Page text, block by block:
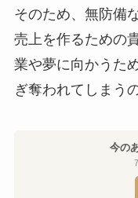
そのため、無防備
売上を作るための
業や夢に向かうた
ぎ奪われてしまう
今の